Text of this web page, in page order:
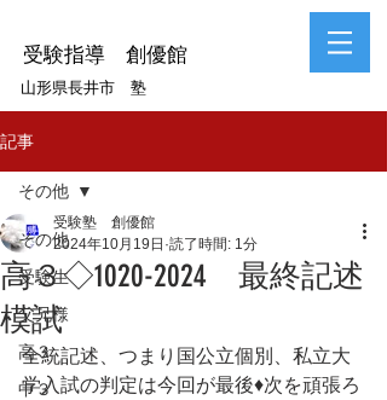
受験指導 創優館
山形県長井市 塾
記事
その他
受験生
父兄様
高３
中３
その他
高３◇1020-2024 最終記述
模試
受験塾 創優館
2024年10月19日 読了時間: 1分
全統記述、つまり国公立個別、私立大
学入試の判定は今回が最後♦次を頑張ろ